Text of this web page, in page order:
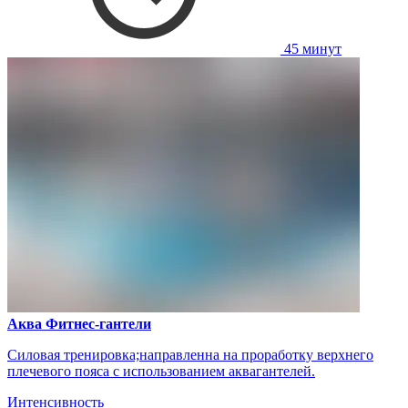
45 минут
Аква Фитнес-гантели
Силовая тренировка;направленна на проработку верхнего
плечевого пояса с использованием аквагантелей.
Интенсивность